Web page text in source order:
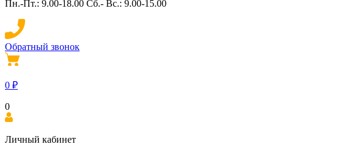
Пн.-Пт.: 9.00-18.00 Сб.- Вс.: 9.00-15.00
Обратный звонок
0 ₽
0
Личный кабинет